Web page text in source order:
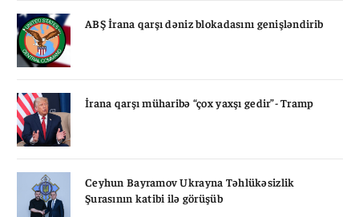
ABŞ İrana qarşı dəniz blokadasını genişləndirib
İrana qarşı müharibə “çox yaxşı gedir”- Tramp
Ceyhun Bayramov Ukrayna Təhlükəsizlik
Şurasının katibi ilə görüşüb